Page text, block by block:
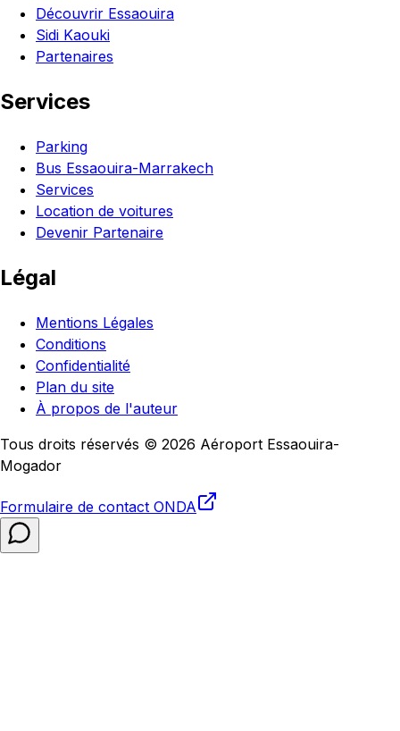
Découvrir Essaouira
Sidi Kaouki
Partenaires
Services
Parking
Bus Essaouira-Marrakech
Services
Location de voitures
Devenir Partenaire
Légal
Mentions Légales
Conditions
Confidentialité
Plan du site
À propos de l'auteur
Tous droits réservés © 2026 Aéroport Essaouira-
Mogador
Formulaire de contact ONDA